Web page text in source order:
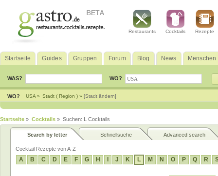
Restaurants Cocktails Rezepte
Startseite Guides Gruppen Forum Blog News Menschen
WAS? WO?
WO? USA » Stadt ( Region ) » [Stadt ändern]
Startseite » Cocktails » Suchen: L Cocktails
Search by letter Schnellsuche Advanced search
Cocktail Rezepte von A-Z
A B C D E F G H J K L M N O P Q R